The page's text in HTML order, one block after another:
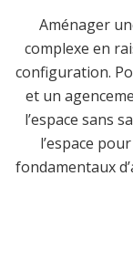
Aménager
complexe en
configuration.
et un
l’espace sans
l’espace
fondamentaux